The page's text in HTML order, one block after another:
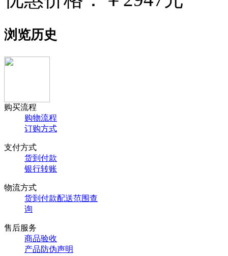
浏览历史
购买流程
购物流程
订购方式
支付方式
货到付款
银行转账
物流方式
货到付款配送范围查
询
售后服务
商品验收
产品防伪声明